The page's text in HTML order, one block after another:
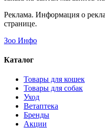
Реклама. Информация о
странице.
Зоо Инфо
Каталог
Товары для кошек
Товары для собак
Уход
Ветаптека
Бренды
Акции